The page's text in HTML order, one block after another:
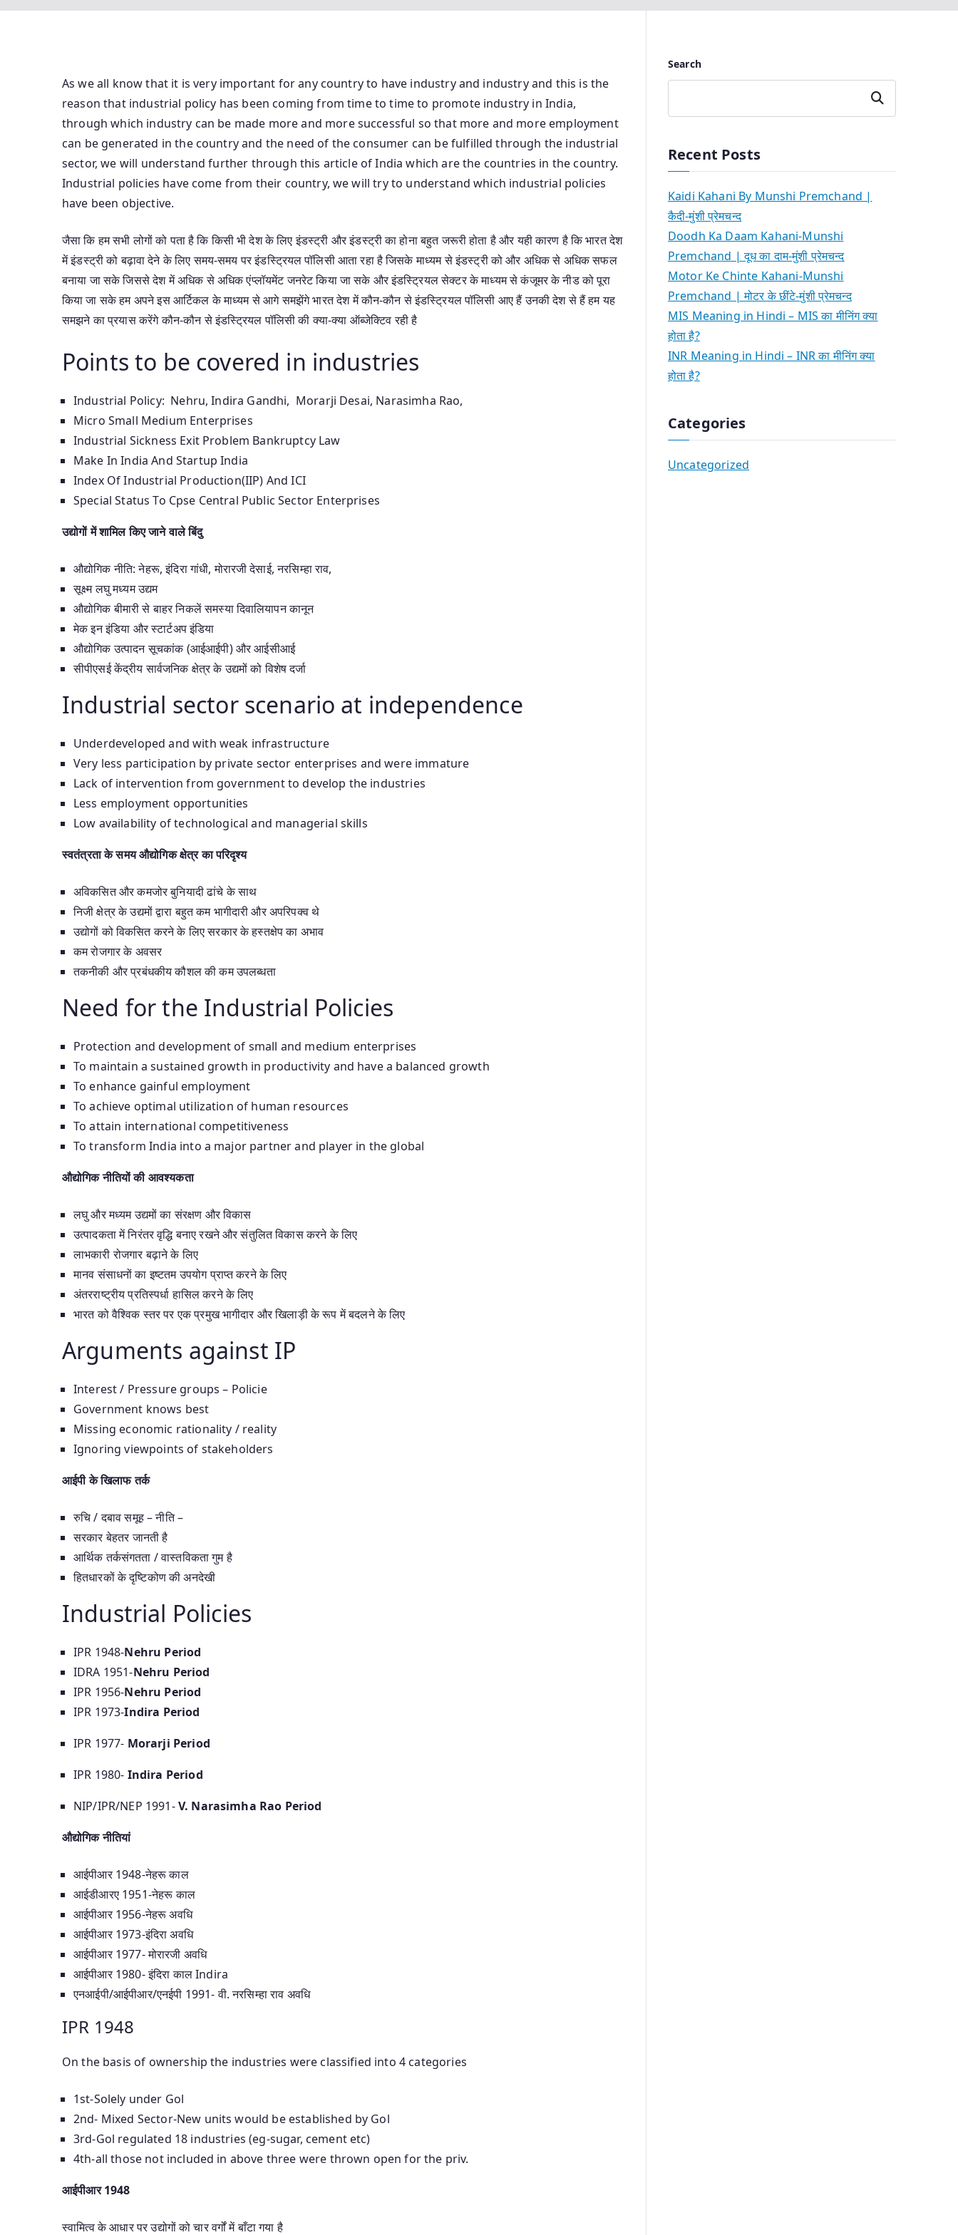
As we all know that it is very important for any country to have industry and industry and this is the
reason that industrial policy has been coming from time to time to promote industry in India,
through which industry can be made more and more successful so that more and more employment
can be generated in the country and the need of the consumer can be fulfilled through the industrial
sector, we will understand further through this article of India which are the countries in the country.
Industrial policies have come from their country, we will try to understand which industrial policies
have been objective.
जैसा कि हम सभी लोगों को पता है कि किसी भी देश के लिए इंडस्ट्री और इंडस्ट्री का होना बहुत जरूरी होता है और यही कारण है कि भारत देश
में इंडस्ट्री को बढ़ावा देने के लिए समय-समय पर इंडस्ट्रियल पॉलिसी आता रहा है जिसके माध्यम से इंडस्ट्री को और अधिक से अधिक सफल
बनाया जा सके जिससे देश में अधिक से अधिक एंप्लॉयमेंट जनरेट किया जा सके और इंडस्ट्रियल सेक्टर के माध्यम से कंजूमर के नीड को पूरा
किया जा सके हम अपने इस आर्टिकल के माध्यम से आगे समझेंगे भारत देश में कौन-कौन से इंडस्ट्रियल पॉलिसी आए हैं उनकी देश से हैं हम यह
समझने का प्रयास करेंगे कौन-कौन से इंडस्ट्रियल पॉलिसी की क्या-क्या ऑब्जेक्टिव रही है
Points to be covered in industries
Industrial Policy: Nehru, Indira Gandhi, Morarji Desai, Narasimha Rao,
Micro Small Medium Enterprises
Industrial Sickness Exit Problem Bankruptcy Law
Make In India And Startup India
Index Of Industrial Production(IIP) And ICI
Special Status To Cpse Central Public Sector Enterprises
उद्योगों में शामिल किए जाने वाले बिंदु
औद्योगिक नीति: नेहरू, इंदिरा गांधी, मोरारजी देसाई, नरसिम्हा राव,
सूक्ष्म लघु मध्यम उद्यम
औद्योगिक बीमारी से बाहर निकलें समस्या दिवालियापन कानून
मेक इन इंडिया और स्टार्टअप इंडिया
औद्योगिक उत्पादन सूचकांक (आईआईपी) और आईसीआई
सीपीएसई केंद्रीय सार्वजनिक क्षेत्र के उद्यमों को विशेष दर्जा
Industrial sector scenario at independence
Underdeveloped and with weak infrastructure
Very less participation by private sector enterprises and were immature
Lack of intervention from government to develop the industries
Less employment opportunities
Low availability of technological and managerial skills
स्वतंत्रता के समय औद्योगिक क्षेत्र का परिदृश्य
अविकसित और कमजोर बुनियादी ढांचे के साथ
निजी क्षेत्र के उद्यमों द्वारा बहुत कम भागीदारी और अपरिपक्व थे
उद्योगों को विकसित करने के लिए सरकार के हस्तक्षेप का अभाव
कम रोजगार के अवसर
तकनीकी और प्रबंधकीय कौशल की कम उपलब्धता
Need for the Industrial Policies
Protection and development of small and medium enterprises
To maintain a sustained growth in productivity and have a balanced growth
To enhance gainful employment
To achieve optimal utilization of human resources
To attain international competitiveness
To transform India into a major partner and player in the global
औद्योगिक नीतियों की आवश्यकता
लघु और मध्यम उद्यमों का संरक्षण और विकास
उत्पादकता में निरंतर वृद्धि बनाए रखने और संतुलित विकास करने के लिए
लाभकारी रोजगार बढ़ाने के लिए
मानव संसाधनों का इष्टतम उपयोग प्राप्त करने के लिए
अंतरराष्ट्रीय प्रतिस्पर्धा हासिल करने के लिए
भारत को वैश्विक स्तर पर एक प्रमुख भागीदार और खिलाड़ी के रूप में बदलने के लिए
Arguments against IP
Interest / Pressure groups – Policie
Government knows best
Missing economic rationality / reality
Ignoring viewpoints of stakeholders
आईपी के खिलाफ तर्क
रुचि / दबाव समूह – नीति –
सरकार बेहतर जानती है
आर्थिक तर्कसंगतता / वास्तविकता गुम है
हितधारकों के दृष्टिकोण की अनदेखी
Industrial Policies
IPR 1948-Nehru Period
IDRA 1951-Nehru Period
IPR 1956-Nehru Period
IPR 1973-Indira Period
IPR 1977- Morarji Period
IPR 1980- Indira Period
NIP/IPR/NEP 1991-V. Narasimha Rao Period
औद्योगिक नीतियां
आईपीआर 1948-नेहरू काल
आईडीआरए 1951-नेहरू काल
आईपीआर 1956-नेहरू अवधि
आईपीआर 1973-इंदिरा अवधि
आईपीआर 1977- मोरारजी अवधि
आईपीआर 1980- इंदिरा काल Indira
एनआईपी/आईपीआर/एनईपी 1991- वी. नरसिम्हा राव अवधि
IPR 1948
On the basis of ownership the industries were classified into 4 categories
1st-Solely under Gol
2nd- Mixed Sector-New units would be established by Gol
3rd-Gol regulated 18 industries (eg-sugar, cement etc)
4th-all those not included in above three were thrown open for the priv.
आईपीआर 1948
स्वामित्व के आधार पर उद्योगों को चार वर्गों में बाँटा गया है
Search
Search
Recent Posts
Kaidi Kahani By Munshi Premchand |
कैदी-मुंशी प्रेमचन्द
Doodh Ka Daam Kahani-Munshi
Premchand | दूध का दाम-मुंशी प्रेमचन्द
Motor Ke Chinte Kahani-Munshi
Premchand | मोटर के छींटे-मुंशी प्रेमचन्द
MIS Meaning in Hindi – MIS का मीनिंग क्या
होता है?
INR Meaning in Hindi – INR का मीनिंग क्या
होता है?
Categories
Uncategorized